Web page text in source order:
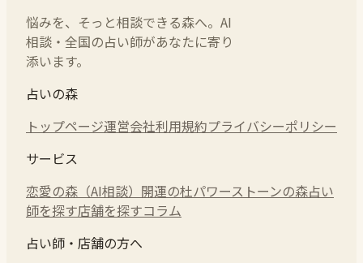
悩みを、そっと相談できる森へ。AI
相談・全国の占い師があなたに寄り
添います。
占いの森
トップページ運営会社利用規約プライバシーポリシー
サービス
恋愛の森（AI相談） 開運の杜パワーストーンの森占い
師を探す店舗を探すコラム
占い師・店舗の方へ